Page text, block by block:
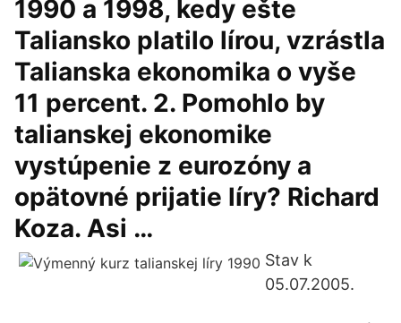
1990 a 1998, kedy ešte
Taliansko platilo lírou, vzrástla
Talianska ekonomika o vyše
11 percent. 2. Pomohlo by
talianskej ekonomike
vystúpenie z eurozóny a
opätovné prijatie líry? Richard
Koza. Asi …
Stav k
05.07.2005.